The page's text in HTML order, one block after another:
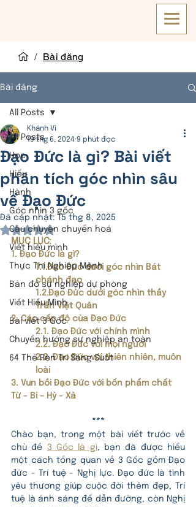
/ Bài đăng
Bài đăng
All Posts
Học
Hiểu
Hành
Góc nhìn 3 gốc
Câu chuyện chuyển hoá
Viết hiểu mình
Thực Thi Nghiệp Mệnh
Bản đồ sự nghiệp dự phòng
Viết Hiểu Mình
Bài viết 3 Gốc
Chuyển hướng sự nghiệp an toàn
64 Thẻ Rèn Trí Sáng Suốt
All Posts
Đạo Đức là gì? Bài viết
phân tích góc nhìn sâu
về Đạo Đức
Khánh Vi
19 thg 6, 2024 9 phút đọc
Đã cập nhật: 15 thg 8, 2025
Đã xếp hạng NaN/5 sao.
MỤC LỤC:
1. Đạo Đức là gì?
1.1.Đạo Đức dưới góc nhìn Bát
chánh đạo
1.2.Đạo Đức dưới góc nhìn thầy
Trần Việt Quân
2. Các cấp độ của Đạo Đức
2.1. Đạo Đức với chính mình
2.2. Đạo Đức với mọi người
2.3. Đạo Đức với thiên nhiên, muôn
loài
3. Vun bồi Đạo Đức với bốn phẩm chất
Từ - Bi – Hỷ - Xả
***
Chào bạn, trong một bài viết trước về
chủ đề 3 Gốc là gì, bạn đã được hiểu
một cách tổng quan về 3 Gốc gồm Đạo
đức - Trí tuệ - Nghị lực. Đạo đức là tình
yêu thương giúp cuộc đời thêm đẹp, Trí
tuệ là ánh sáng để dẫn đường, còn Nghị